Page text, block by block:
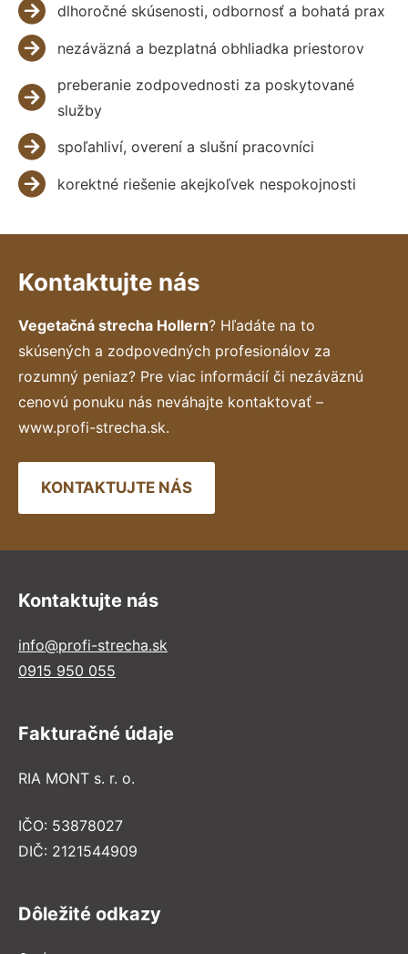
dlhoročné skúsenosti, odbornosť a bohatá prax
nezáväzná a bezplatná obhliadka priestorov
preberanie zodpovednosti za poskytované
služby
spoľahliví, overení a slušní pracovníci
korektné riešenie akejkoľvek nespokojnosti
Kontaktujte nás
Vegetačná strecha Hollern? Hľadáte na to
skúsených a zodpovedných profesionálov za
rozumný peniaz? Pre viac informácií či nezáväznú
cenovú ponuku nás neváhajte kontaktovať –
www.profi-strecha.sk.
KONTAKTUJTE NÁS
Kontaktujte nás
info@profi-strecha.sk
0915 950 055
Fakturačné údaje
RIA MONT s. r. o.
IČO: 53878027
DIČ: 2121544909
Dôležité odkazy